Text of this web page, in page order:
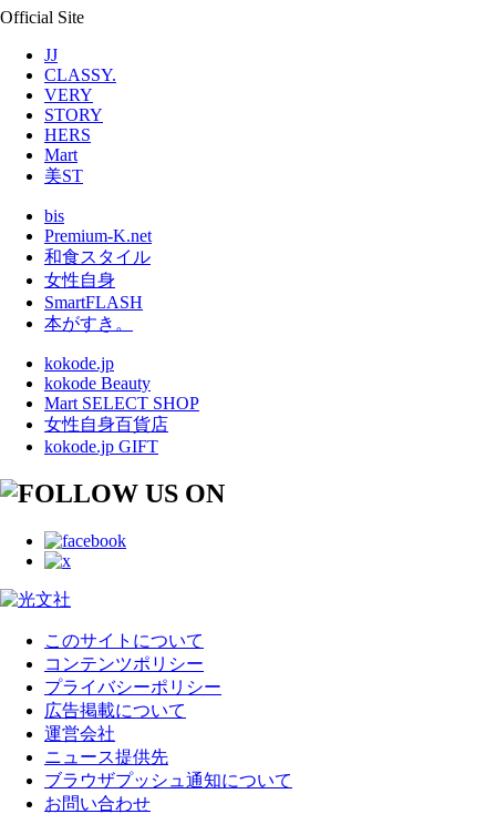
Official Site
JJ
CLASSY.
VERY
STORY
HERS
Mart
美ST
bis
Premium-K.net
和食スタイル
女性自身
SmartFLASH
本がすき。
kokode.jp
kokode Beauty
Mart SELECT SHOP
女性自身百貨店
kokode.jp GIFT
このサイトについて
コンテンツポリシー
プライバシーポリシー
広告掲載について
運営会社
ニュース提供先
ブラウザプッシュ通知について
お問い合わせ